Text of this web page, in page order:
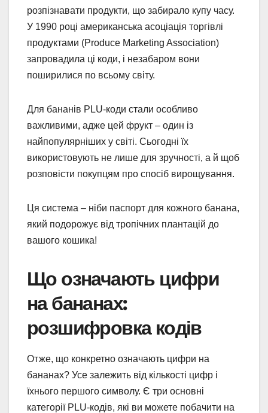
розпізнавати продукти, що забирало купу часу.
У 1990 році американська асоціація торгівлі
продуктами (Produce Marketing Association)
запровадила ці коди, і незабаром вони
поширилися по всьому світу.
Для бананів PLU-коди стали особливо
важливими, адже цей фрукт – один із
найпопулярніших у світі. Сьогодні їх
використовують не лише для зручності, а й щоб
розповісти покупцям про спосіб вирощування.
Ця система – ніби паспорт для кожного банана,
який подорожує від тропічних плантацій до
вашого кошика!
Що означають цифри
на бананах:
розшифровка кодів
Отже, що конкретно означають цифри на
бананах? Усе залежить від кількості цифр і
їхнього першого символу. Є три основні
категорії PLU-кодів, які ви можете побачити на